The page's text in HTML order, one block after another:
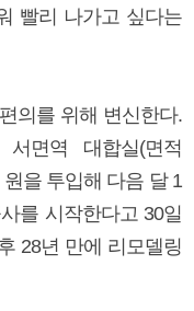
빨리 나가고 싶다는
의를 위해 변신한다.
면역 대합실(면적
을 투입해 다음 달 1
를 시작한다고 30일
28년 만에 리모델링